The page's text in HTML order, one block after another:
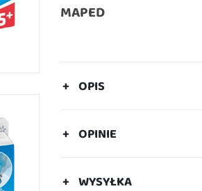
MAPED
OPIS
OPINIE
WYSYŁKA